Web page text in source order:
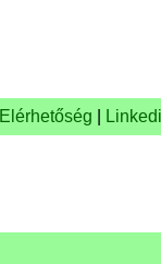
Elérhetőség